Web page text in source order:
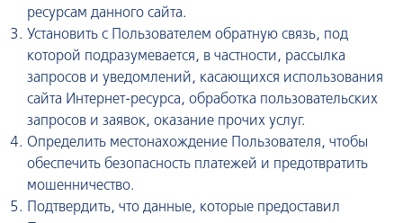
ресурсам данного сайта.
Установить с Пользователем обратную связь, под
которой подразумевается, в частности, рассылка
запросов и уведомлений, касающихся использования
сайта Интернет-ресурса, обработка пользовательских
запросов и заявок, оказание прочих услуг.
Определить местонахождение Пользователя, чтобы
обеспечить безопасность платежей и предотвратить
мошенничество.
Подтвердить, что данные, которые предоставил